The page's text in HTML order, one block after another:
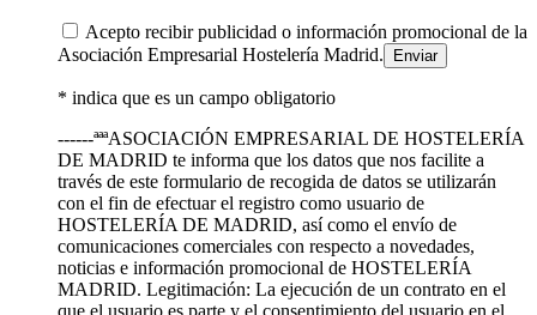
Acepto recibir publicidad o información promocional de la
Asociación Empresarial Hostelería Madrid.
* indica que es un campo obligatorio
------ªªªASOCIACIÓN EMPRESARIAL DE HOSTELERÍA
DE MADRID te informa que los datos que nos facilite a
través de este formulario de recogida de datos se utilizarán
con el fin de efectuar el registro como usuario de
HOSTELERÍA DE MADRID, así como el envío de
comunicaciones comerciales con respecto a novedades,
noticias e información promocional de HOSTELERÍA
MADRID. Legitimación: La ejecución de un contrato en el
que el usuario es parte y el consentimiento del usuario en el